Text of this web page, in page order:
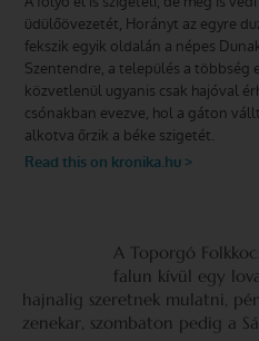
A Toporgó
falun kívül egy
hajnalig szeretnek mulatni,
zenekar, szombaton pedig a